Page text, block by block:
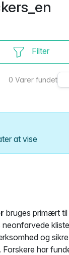
Filter
0Varer fundet
at vise
bruges primært
og
Forskere har